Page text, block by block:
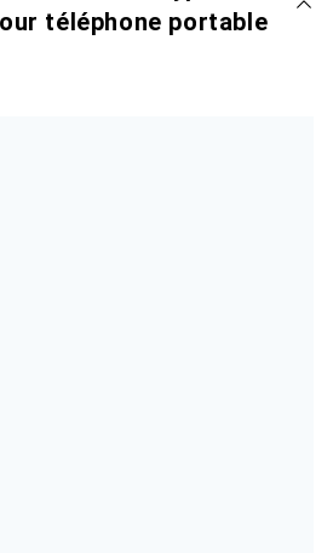
téléphone portable